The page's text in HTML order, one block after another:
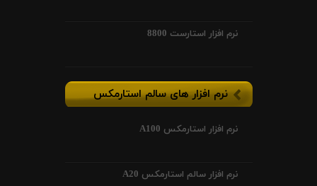
نرم افزار استارست 8800
نرم افزار های سالم استارمکس
نرم افزار استارمکس A100
نرم افزار سالم استارمکس A20